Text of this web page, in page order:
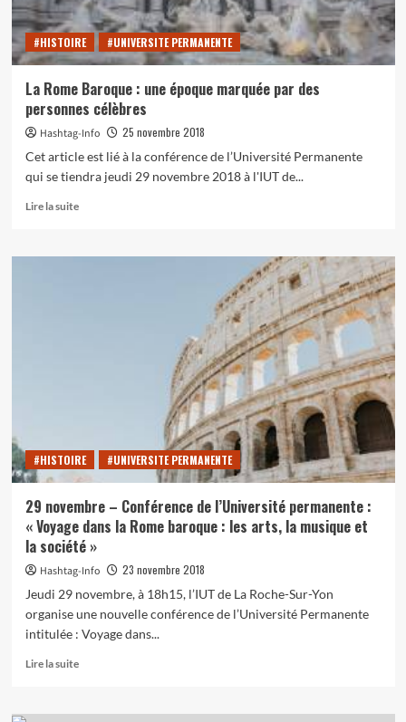
débuts
de
cet
art
#HISTOIRE #UNIVERSITE PERMANENTE
La Rome Baroque : une époque marquée par des
personnes célèbres
Hashtag-Info
25 novembre 2018
Cet article est lié à la conférence de l’Université Permanente
qui se tiendra jeudi 29 novembre 2018 à l'IUT de...
Lire la suiteEn
sur
#HISTOIRE #UNIVERSITE PERMANENTE
29 novembre – Conférence de l’Université permanente :
« Voyage dans la Rome baroque : les arts, la musique et
la société »
Hashtag-Info
23 novembre 2018
Jeudi 29 novembre, à 18h15, l’IUT de La Roche-Sur-Yon
organise une nouvelle conférence de l’Université Permanente
intitulée : Voyage dans...
Lire la suiteEn
sur